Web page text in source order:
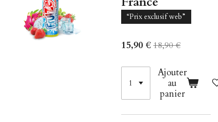
“Prix exclusif web”
15,90 € 18,90 €
Ajouter
au
panier